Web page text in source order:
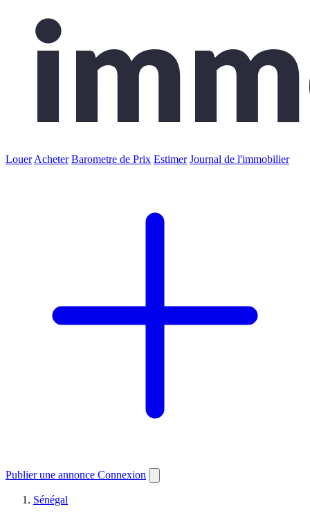
Louer Acheter Barometre de Prix Estimer Journal de l'immobilier
Publier une annonce Connexion
Sénégal